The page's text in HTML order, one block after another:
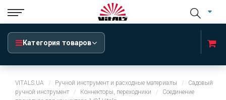
Категория товаров
VITALS.UA Ручной инструмент и расходные материалы
Садовый
ручной инструмент
Коннекторы, переходники
Соединение